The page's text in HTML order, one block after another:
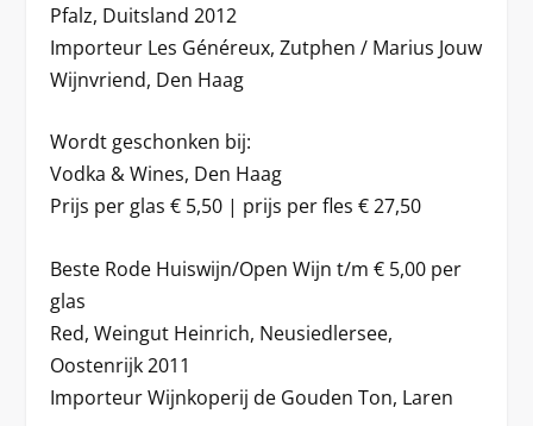
Pfalz, Duitsland 2012
Importeur Les Généreux, Zutphen / Marius Jouw
Wijnvriend, Den Haag
Wordt geschonken bij:
Vodka & Wines, Den Haag
Prijs per glas € 5,50 | prijs per fles € 27,50
Beste Rode Huiswijn/Open Wijn t/m € 5,00 per
glas
Red, Weingut Heinrich, Neusiedlersee,
Oostenrijk 2011
Importeur Wijnkoperij de Gouden Ton, Laren